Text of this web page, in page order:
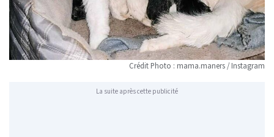
Crédit Photo : mama.maners / Instagram
La suite après cette publicité